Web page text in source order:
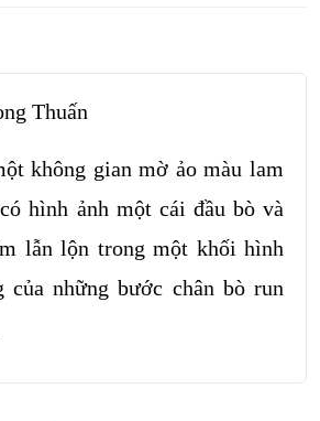
Thuấn
không gian mờ ảo màu lam
hình ảnh một cái đầu bò và
lẫn lộn trong một khối hình
của những bước chân bò run